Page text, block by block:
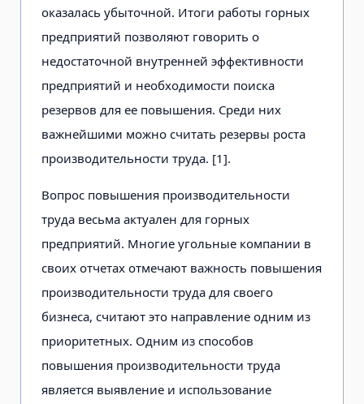
оказалась убыточной. Итоги работы горных
предприятий позволяют говорить о
недостаточной внутренней эффективности
предприятий и необходимости поиска
резервов для ее повышения. Среди них
важнейшими можно считать резервы роста
производительности труда. [1].
Вопрос повышения производительности
труда весьма актуален для горных
предприятий. Многие угольные компании в
своих отчетах отмечают важность повышения
производительности труда для своего
бизнеса, считают это направление одним из
приоритетных. Одним из способов
повышения производительности труда
является выявление и использование